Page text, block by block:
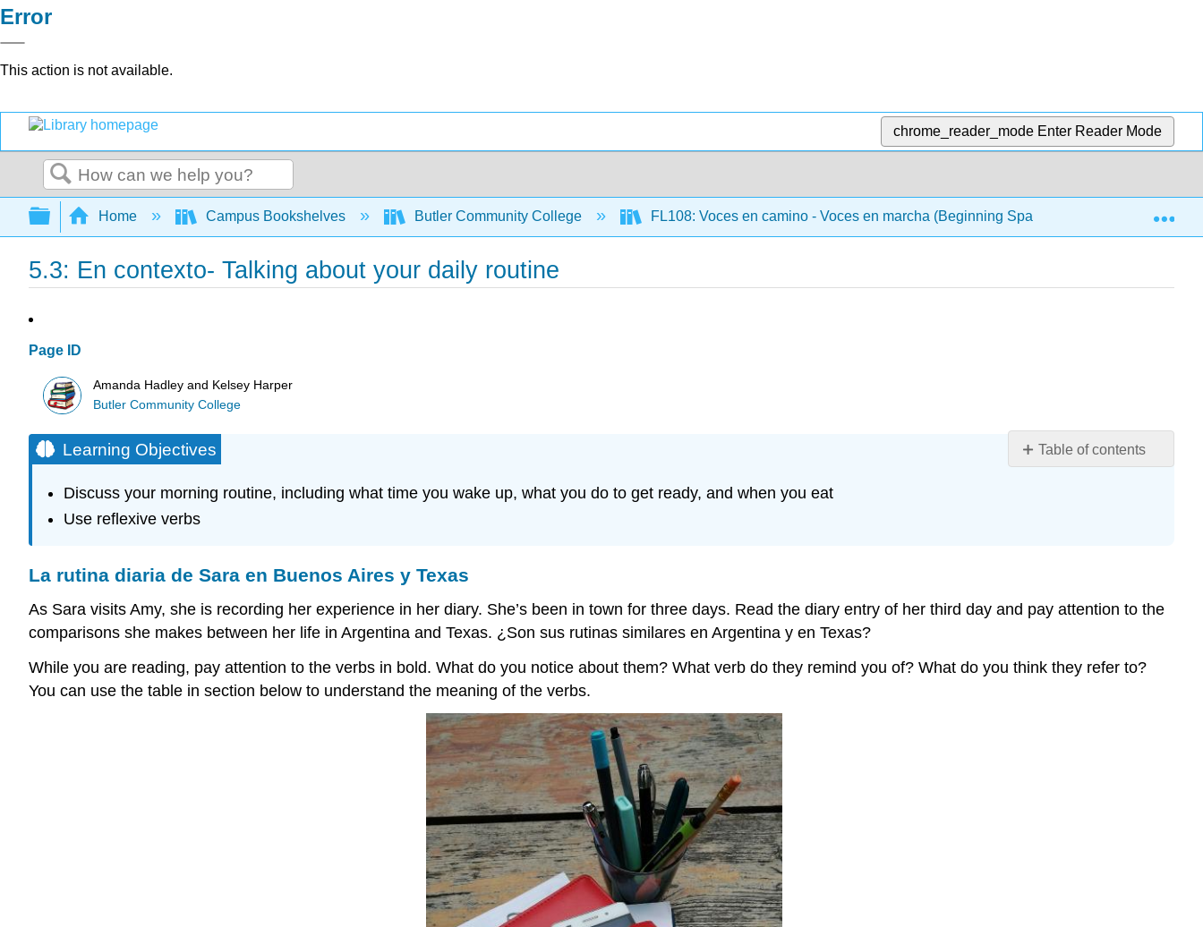
Error
This action is not available.
chrome_reader_mode Enter Reader Mode
Search
Expand/collapse global hierarchy
Home Campus Bookshelves Butler Community College FL108: Voces en camino - Voces en marcha (Beginning Spanish 2) Unidad
5.3: En contexto- Talking about your daily routine
Page ID
Amanda Hadley and Kelsey Harper
Butler Community College
Table of contents
en
y
Learning Objectives
Discuss your morning routine, including what time you wake up, what you do to get ready, and when you eat
Use reflexive verbs
La rutina diaria de Sara en Buenos Aires y Texas
As Sara visits Amy, she is recording her experience in her diary. She’s been in town for three days. Read the diary entry of her third day and pay attention to the
comparisons she makes between her life in Argentina and Texas. ¿Son sus rutinas similares en Argentina y en Texas?
While you are reading, pay attention to the verbs in bold. What do you notice about them? What verb do they remind you of? What do you think they refer to?
You can use the table in section below to understand the meaning of the verbs.